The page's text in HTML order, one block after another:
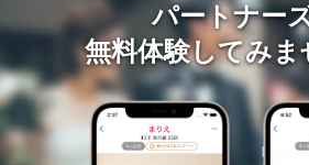
パートナー
無料体験してみま